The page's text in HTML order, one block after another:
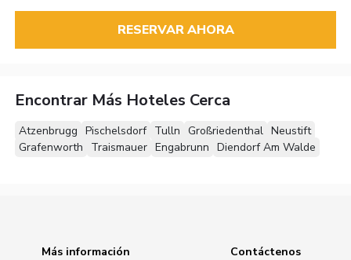
RESERVAR AHORA
Encontrar Más Hoteles Cerca
Atzenbrugg Pischelsdorf Tulln Großriedenthal Neustift
Grafenworth
Traismauer Engabrunn Diendorf Am Walde
Más información
Contáctenos